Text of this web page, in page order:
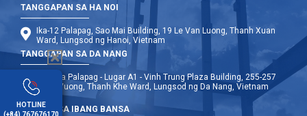
TANGGAPAN SA HA NOI
Ika-12 Palapag, Sao Mai Building, 19 Le Van Luong, Thanh Xuan
Ward, Lungsod ng Hanoi, Vietnam
TANGGAPAN SA DA NANG
Ika-9 na Palapag - Lugar A1 - Vinh Trung Plaza Building, 255-257
Hung Vuong, Thanh Khe Ward, Lungsod ng Da Nang, Vietnam
OPISINA SA IBANG BANSA
HOTLINE
(+84) 767676170